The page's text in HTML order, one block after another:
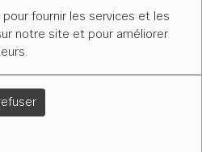
fournir les services et les
notre site et pour améliorer